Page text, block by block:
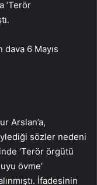
‘Terör
dava 6 Mayıs
Arslan’a,
sözler nedeni
‘Terör örgütü
övme’
İfadesinin